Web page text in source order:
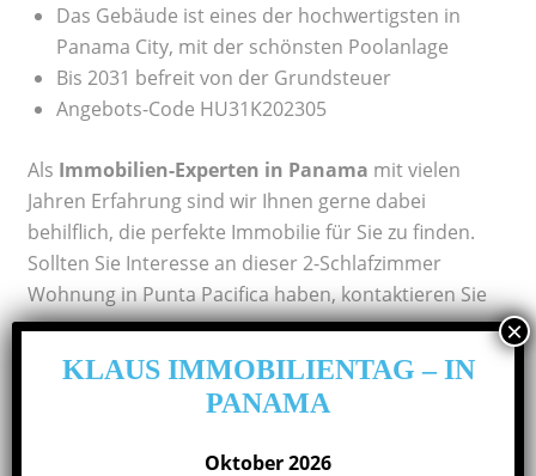
Das Gebäude ist eines der hochwertigsten in
Panama City, mit der schönsten Poolanlage
Bis 2031 befreit von der Grundsteuer
Angebots-Code HU31K202305
Als Immobilien-Experten in Panama mit vielen
Jahren Erfahrung sind wir Ihnen gerne dabei
behilflich, die perfekte Immobilie für Sie zu finden.
Sollten Sie Interesse an dieser 2-Schlafzimmer
Wohnung in Punta Pacifica haben, kontaktieren Sie
uns gerne.
Übersicht der Investmentmöglichkeiten
KLAUS IMMOBILIENTAG – IN
PANAMA
Oktober 2026